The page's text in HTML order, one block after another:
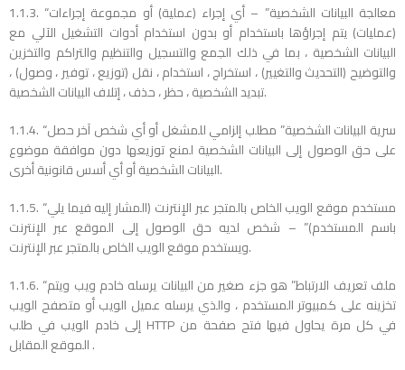
1.1.3. “معالجة البيانات الشخصية” – أي إجراء (عملية) أو مجموعة إجراءات
(عمليات) يتم إجراؤها باستخدام أو بدون استخدام أدوات التشغيل الآلي مع
البيانات الشخصية ، بما في ذلك الجمع والتسجيل والتنظيم والتراكم والتخزين
والتوضيح (التحديث والتغيير) ، استخراج ، استخدام ، نقل (توزيع ، توفير ، وصول) ،
تبديد الشخصية ، حظر ، حذف ، إتلاف البيانات الشخصية.
1.1.4. “سرية البيانات الشخصية” مطلب إلزامي للمشغل أو أي شخص آخر حصل
على حق الوصول إلى البيانات الشخصية لمنع توزيعها دون موافقة موضوع
البيانات الشخصية أو أي أسس قانونية أخرى.
1.1.5. “مستخدم موقع الويب الخاص بالمتجر عبر الإنترنت (المشار إليه فيما يلي
باسم المستخدم)” – شخص لديه حق الوصول إلى الموقع عبر الإنترنت
ويستخدم موقع الويب الخاص بالمتجر عبر الإنترنت.
1.1.6. “ملف تعريف الارتباط” هو جزء صغير من البيانات يرسله خادم ويب ويتم
تخزينه على كمبيوتر المستخدم ، والذي يرسله عميل الويب أو متصفح الويب
إلى خادم الويب في طلب HTTP في كل مرة يحاول فيها فتح صفحة من
الموقع المقابل .